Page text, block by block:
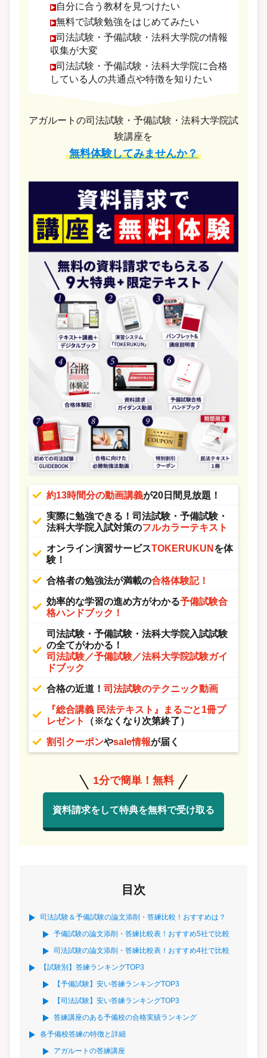
自分に合う教材を見つけたい
無料で試験勉強をはじめてみたい
司法試験・予備試験・法科大学院の情報
収集が大変
司法試験・予備試験・法科大学院に合格
している人の共通点や特徴を知りたい
アガルートの司法試験・予備試験・法科大学院試
験講座を
無料体験してみませんか？
約13時間分の動画講義が20日間見放題！
実際に勉強できる！司法試験・予備試験・
法科大学院入試対策のフルカラーテキスト
オンライン演習サービスTOKERUKUN を体
験！
合格者の勉強法が満載の合格体験記！
効率的な学習の進め方がわかる予備試験合
格ハンドブック！
司法試験・予備試験・法科大学院入試試験
の全てがわかる！
司法試験／予備試験／法科大学院試験ガイ
ドブック
合格の近道！ 司法試験のテクニック動画
『総合講義 民法テキスト』まるごと1冊プ
レゼント
（※なくなり次第終了）
割引クーポンやsale情報が届く
1分で簡単！無料
資料請求をして特典を無料で受け取る
目次
司法試験＆予備試験の論文添削・答練比較！おすすめは？
予備試験の論文添削・答練比較表！おすすめ5社で比較
司法試験の論文添削・答練比較表！おすすめ4社で比較
【試験別】答練ランキングTOP3
【予備試験】安い答練ランキングTOP3
【司法試験】安い答練ランキングTOP3
答練講座のある予備校の合格実績ランキング
各予備校答練の特徴と詳細
アガルートの答練講座